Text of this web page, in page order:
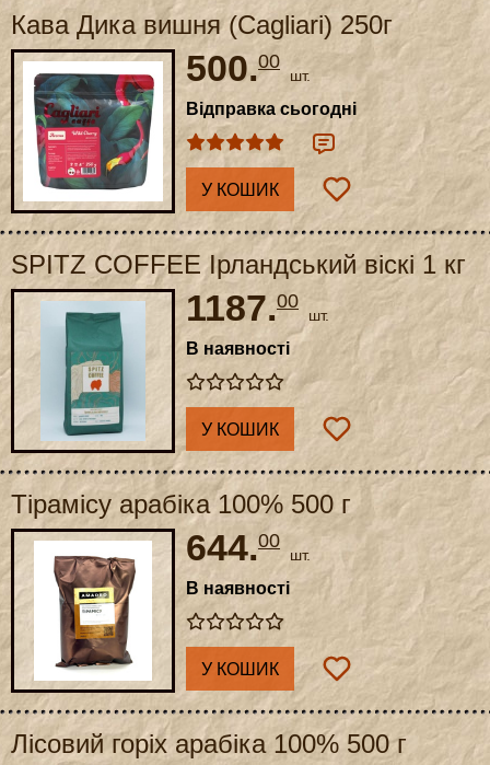
Кава Дика вишня (Cagliari) 250г
500.00
шт.
Відправка сьогодні
У КОШИК
SPITZ COFFEE Ірландський віскі 1 кг
1187.00
шт.
В наявності
У КОШИК
Тірамісу арабіка 100% 500 г
644.00
шт.
В наявності
У КОШИК
Лісовий горіх арабіка 100% 500 г